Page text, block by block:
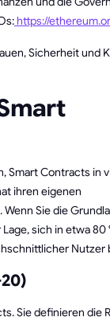
https://
Sicherheit und
Smart Contracts in
ihren eigenen
Sie die
sich in etwa 80
Nutzer
Sie definieren die